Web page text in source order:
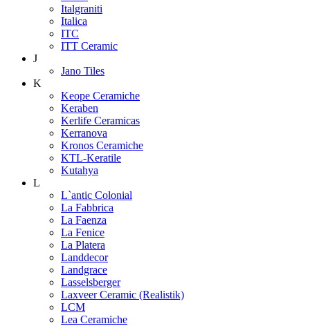
Italgraniti
Italica
ITC
ITT Ceramic
J
Jano Tiles
K
Keope Ceramiche
Keraben
Kerlife Ceramicas
Kerranova
Kronos Ceramiche
KTL-Keratile
Kutahya
L
L`antic Colonial
La Fabbrica
La Faenza
La Fenice
La Platera
Landdecor
Landgrace
Lasselsberger
Laxveer Ceramic (Realistik)
LCM
Lea Ceramiche